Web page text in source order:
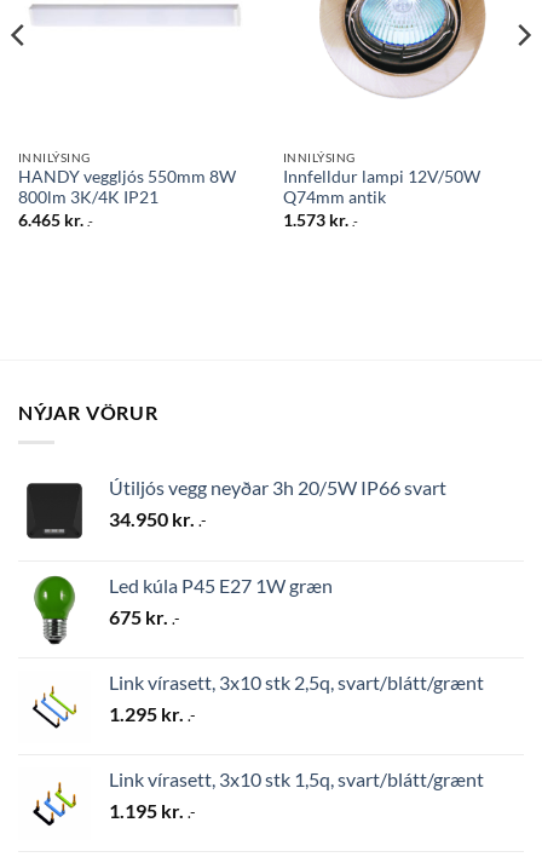
INNILÝSING
HANDY veggljós 550mm 8W
800lm 3K/4K IP21
6.465 kr. .-
INNILÝSING
Innfelldur lampi 12V/50W
Q74mm antik
1.573 kr. .-
NÝJAR VÖRUR
Útiljós vegg neyðar 3h 20/5W IP66 svart
34.950 kr. .-
Led kúla P45 E27 1W græn
675 kr. .-
Link vírasett, 3x10 stk 2,5q, svart/blátt/grænt
1.295 kr. .-
Link vírasett, 3x10 stk 1,5q, svart/blátt/grænt
1.195 kr. .-